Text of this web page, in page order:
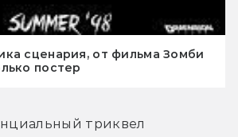
сценария, от фильма Зомби
постер
триквел